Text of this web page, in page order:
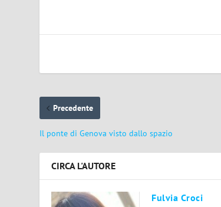
Precedente
Il ponte di Genova visto dallo spazio
CIRCA L'AUTORE
Fulvia Croci